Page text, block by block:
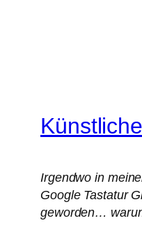
Irgendwo in
Google Tastatur
geworden…